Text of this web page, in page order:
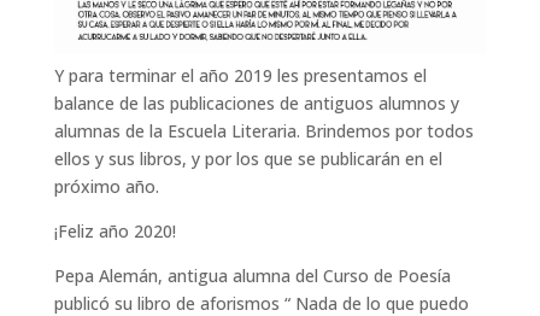
Y para terminar el año 2019 les presentamos el
balance de las publicaciones de antiguos alumnos y
alumnas de la Escuela Literaria. Brindemos por todos
ellos y sus libros, y por los que se publicarán en el
próximo año.
¡Feliz año 2020!
Pepa Alemán, antigua alumna del Curso de Poesía
publicó su libro de aforismos “ Nada de lo que puedo